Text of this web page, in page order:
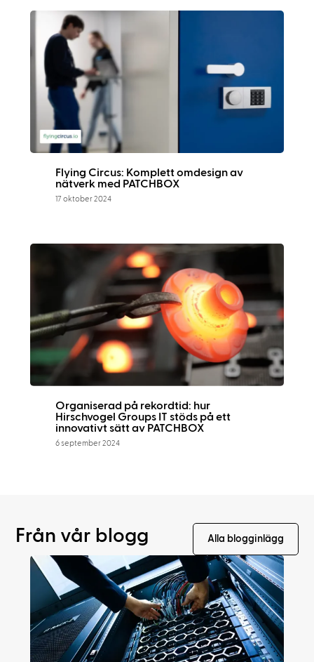
Flying Circus: Komplett omdesign av
nätverk med PATCHBOX
17 oktober 2024
Organiserad på rekordtid: hur
Hirschvogel Groups IT stöds på ett
innovativt sätt av PATCHBOX
6 september 2024
Från vår blogg Alla blogginlägg